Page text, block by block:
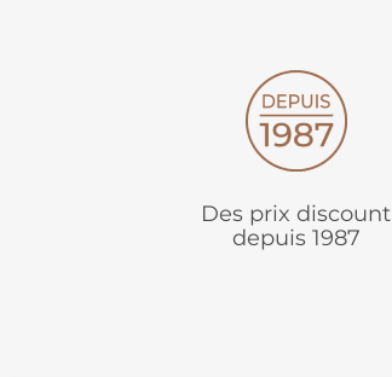
Des prix discount
depuis 1987